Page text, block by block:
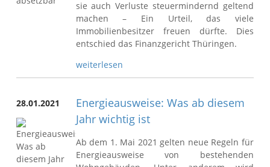
sie auch Verluste steuermindernd geltend
machen – Ein Urteil, das viele
Immobilienbesitzer freuen dürfte. Dies
entschied das Finanzgericht Thüringen.
weiterlesen
28.01.2021
Energieausweise: Was ab diesem
Jahr wichtig ist
Ab dem 1. Mai 2021 gelten neue Regeln für
Energieausweise von bestehenden